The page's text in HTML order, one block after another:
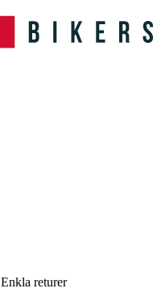
Enkla returer